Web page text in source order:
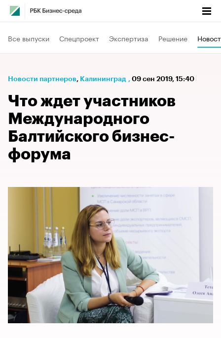
Все выпуски Спецпроект Экспертиза Решение
Новости партнеров⁠, Калининград , 09 сен 2019, 15:40
Что ждет участников
Международного
Балтийского бизнес-
форума